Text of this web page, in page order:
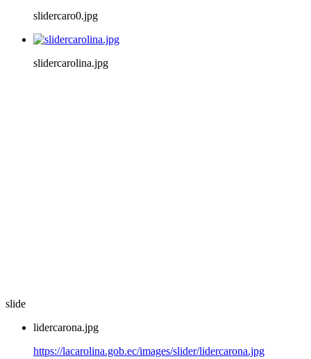
slidercaro0.jpg
slidercarolina.jpg
slide
lidercarona.jpg
https://lacarolina.gob.ec/images/slider/lidercarona.jpg